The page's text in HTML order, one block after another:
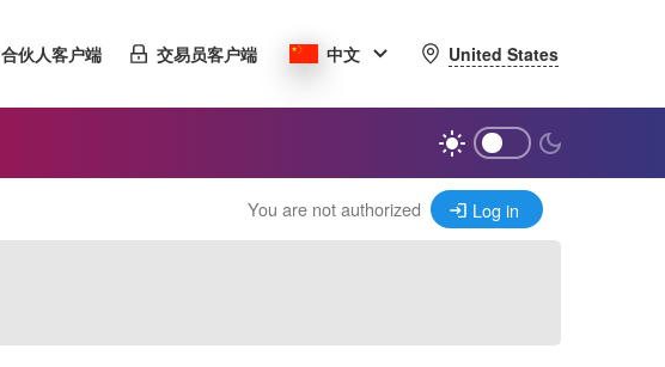
合伙人客户端 交易员客户端 中文 United States
You are not authorized Log in